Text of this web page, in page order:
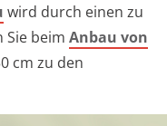
wird durch einen zu
Sie beim Anbau von
cm zu den